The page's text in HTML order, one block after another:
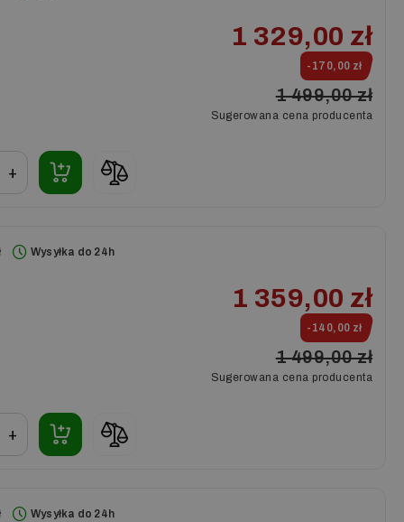
1 329,00 zł
-170,00 zł
1 499,00 zł
Sugerowana cena producenta
+
Wysyłka do 24h
1 359,00 zł
-140,00 zł
1 499,00 zł
Sugerowana cena producenta
+
Wysyłka do 24h